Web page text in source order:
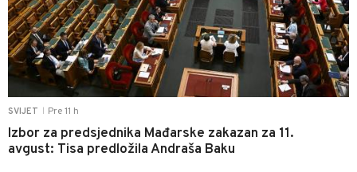
SVIJET Pre 11 h
Izbor za predsjednika Mađarske zakazan za 11.
avgust: Tisa predložila Andraša Baku